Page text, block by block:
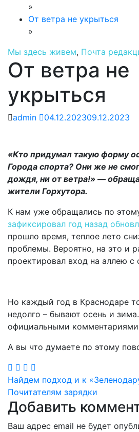
»
От ветра не укрыться
»
Мы здесь живем, Почта
От ветра не
укрыться
admin 04.12.202309.12.2023
«Кто придумал такую форму
Города спорта? Они же не
дождя, ни от ветра!» —
жители Горхутора.
К нам уже обращались по
зафиксировал год назад
прошло время, теплое лето
проблемы. Вероятно, на это и
проектировал вход на аллею с
Но каждый год в Краснодаре
недолго – бывают осень и
официальными
А вы что думаете по этому
Навигация
по
записям
Найдем подход и к
Почитателям зарядки
Добавить
Ваш адрес email не будет